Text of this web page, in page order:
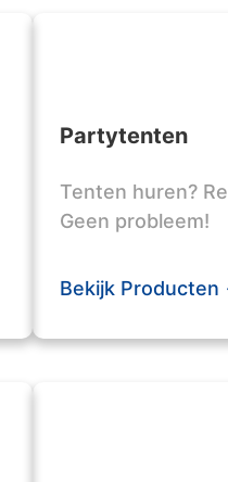
Partytenten
Tenten huren?
Geen probleem!
Bekijk Producten